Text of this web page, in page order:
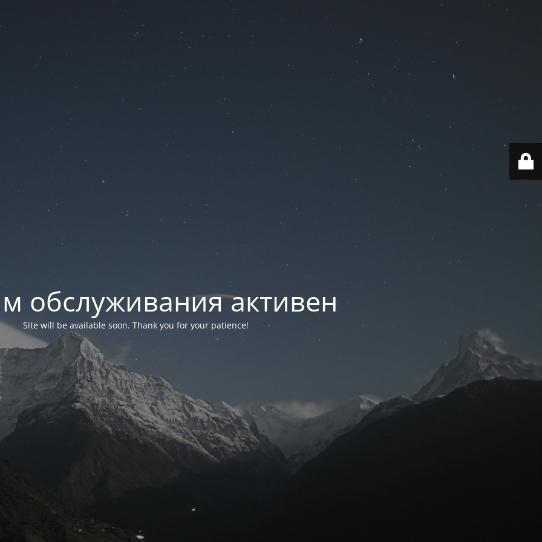
обслуживания активен
Site will be available soon. Thank you for your patience!